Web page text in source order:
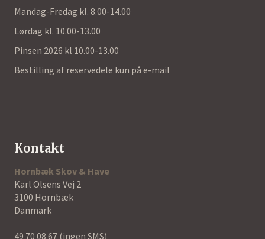
Mandag-Fredag kl. 8.00-14.00
Lørdag kl. 10.00-13.00
Pinsen 2026 kl 10.00-13.00
Bestilling af reservedele kun på e-mail
Kontakt
Hornbæk Skov & Have
Karl Olsens Vej 2
3100 Hornbæk
Danmark
49 70 08 67 (ingen SMS)